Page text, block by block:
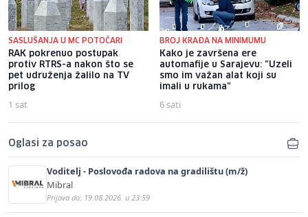
SASLUŠANJA U MC POTOČARI
RAK pokrenuo postupak
protiv RTRS-a nakon što se
pet udruženja žalilo na TV
prilog
1 sat
BROJ KRAĐA NA MINIMUMU
Kako je završena ere
automafije u Sarajevu: "Uzeli
smo im važan alat koji su
imali u rukama"
6 sati
Oglasi za posao
Voditelj - Poslovođa radova na gradilištu (m/ž)
Mibral
Prijava do: 19.08.2026. u 23:59